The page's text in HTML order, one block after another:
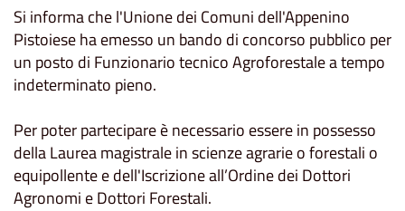
Si informa che l'Unione dei Comuni dell'Appenino
Pistoiese ha emesso un bando di concorso pubblico per
un posto di Funzionario tecnico Agroforestale a tempo
indeterminato pieno.
Per poter partecipare è necessario essere in possesso
della Laurea magistrale in scienze agrarie o forestali o
equipollente e dell'Iscrizione all’Ordine dei Dottori
Agronomi e Dottori Forestali.